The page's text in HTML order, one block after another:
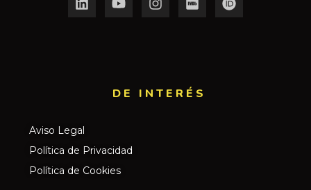
DE INTERÉS​
Aviso Legal
Política de Privacidad
Política de Cookies